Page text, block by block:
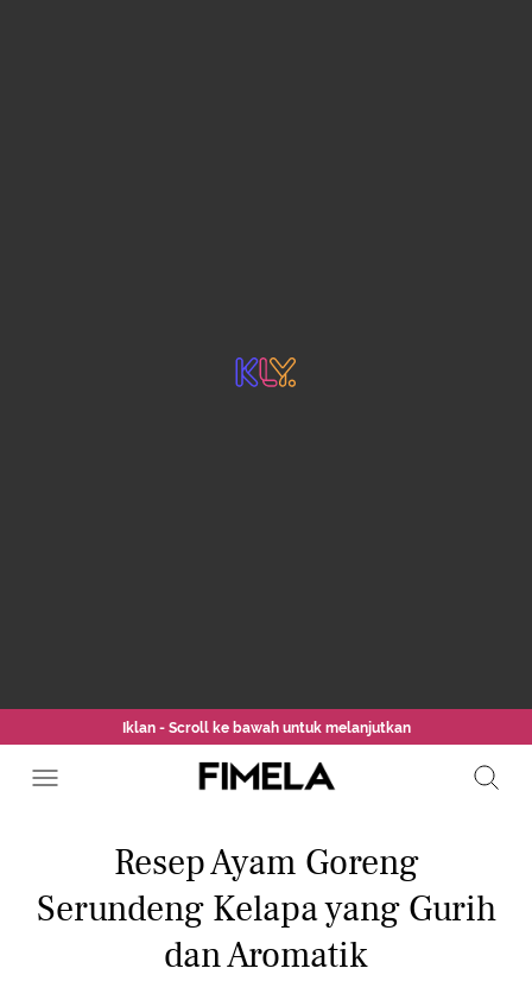
Iklan - Scroll ke bawah untuk melanjutkan
Resep Ayam Goreng
Serundeng Kelapa yang Gurih
dan Aromatik